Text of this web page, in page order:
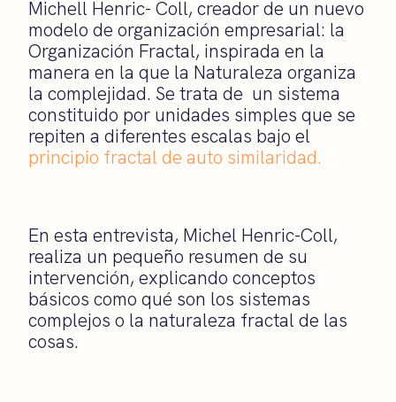
Michell Henric- Coll, creador de un nuevo
modelo de organización empresarial: la
Organización Fractal, inspirada en la
manera en la que la Naturaleza organiza
la complejidad. Se trata de un sistema
constituido por unidades simples que se
repiten a diferentes escalas bajo el
principio fractal de auto similaridad.
En esta entrevista, Michel Henric-Coll,
realiza un pequeño resumen de su
intervención, explicando conceptos
básicos como qué son los sistemas
complejos o la naturaleza fractal de las
cosas.